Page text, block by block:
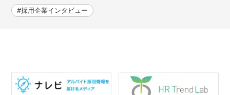
#採用企業インタビュー